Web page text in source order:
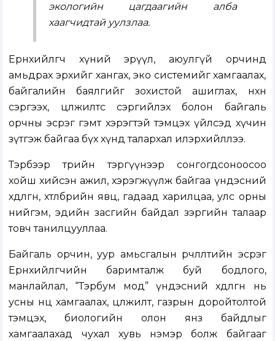
экологийн цагдаагийн алба
хаагчидтай уулзлаа.
Ерөнхийлөгч хүний эрүүл, аюулгүй орчинд
амьдрах эрхийг хангах, эко системийг хамгаалах,
байгалийн баялгийг зохистой ашиглах, нөхөн
сэргээх, цөлжилтөөс сэргийлэх болон байгаль
орчны эсрэг гэмт хэрэгтэй тэмцэх үйлсэд хүчин
зүтгэж байгаа бүх хүнд талархал илэрхийллээ.
Тэрбээр төрийн тэргүүнээр сонгогдсоноосоо
хойш хийсэн ажил, хэрэгжүүлж байгаа үндэсний
хөдөлгөөн, хөтөлбөрийн явц, гадаад харилцаа, улс орны
нийгэм, эдийн засгийн байдал зэргийн талаар
товч танилцууллаа.
Байгаль орчин, уур амьсгалын өөрчлөлтийн эсрэг
Ерөнхийлөгчийн баримталж буй бодлого,
манлайлал, “Тэрбум мод” үндэсний хөдөлгөөн нь
усны нөөцөө хамгаалах, цөлжилт, газрын доройтолтой
тэмцэх, биологийн олон янз байдлыг
хамгаалахад чухал хувь нэмэр болж байгааг